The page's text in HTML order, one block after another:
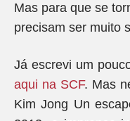
Mas para que se
precisam ser muito
Já escrevi um
aqui na SCF. Mas
Kim Jong Un